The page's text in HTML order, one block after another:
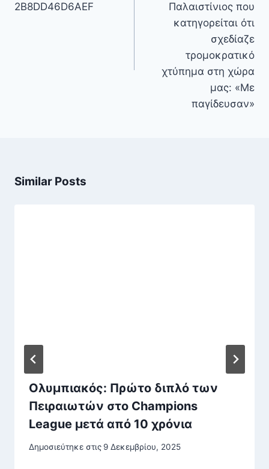
2B8DD46D6AEF
Παλαιστίνιος που
κατηγορείται ότι
σχεδίαζε
τρομοκρατικό
χτύπημα στη χώρα
μας: «Με
παγίδευσαν»
Similar Posts
Ολυμπιακός: Πρώτο διπλό των
Πειραιωτών στο Champions
League μετά από 10 χρόνια
Δημοσιεύτηκε στις 9 Δεκεμβρίου, 2025